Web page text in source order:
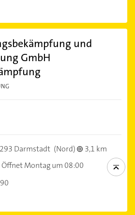
und
GmbH
Darmstadt (Nord)
3,1 km
Öffnet Montag um 08:00